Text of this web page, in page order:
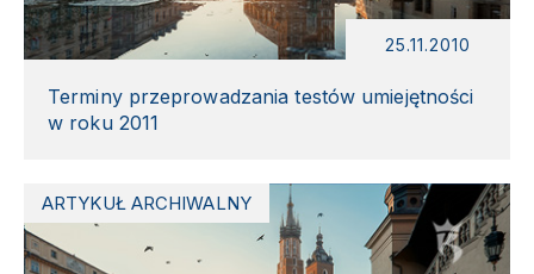
25.11.2010
Terminy przeprowadzania testów umiejętności
w roku 2011
ARTYKUŁ ARCHIWALNY